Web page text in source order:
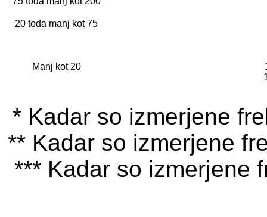
20 toda manj kot 75
Manj kot 20
* Kadar so izmerjene
** Kadar so izmerjene
*** Kadar so izmerjene